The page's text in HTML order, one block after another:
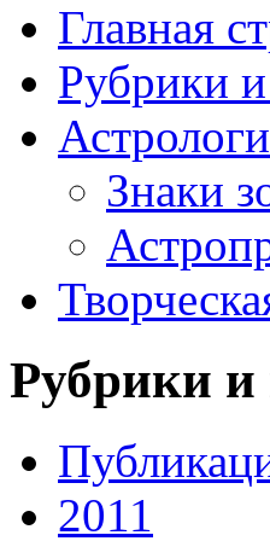
Главная
Рубрики
Знаки
Рубрики и
2011